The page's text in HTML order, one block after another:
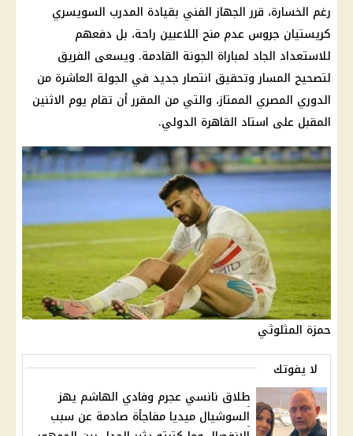
رغم الخسارة، قرر الجهاز الفني بقيادة المدرب السويسري
كريستيان جروس عدم منح اللاعبين راحة، بل دفعهم
للاستعداد الجاد لمباراة الجونة القادمة. ويسعى الفريق
لتصحيح المسار وتحقيق انتصار جديد في الجولة العاشرة من
الدوري المصري الممتاز، والتي من المقرر أن تقام يوم الاثنين
المقبل على استاد القاهرة الدولي.
حمزة المثلوثي
لا يفوتك
طلاق نانسي عجرم وفادي الهاشم يهز
السوشيال ميديا مفاجأة صادمة عن سبب